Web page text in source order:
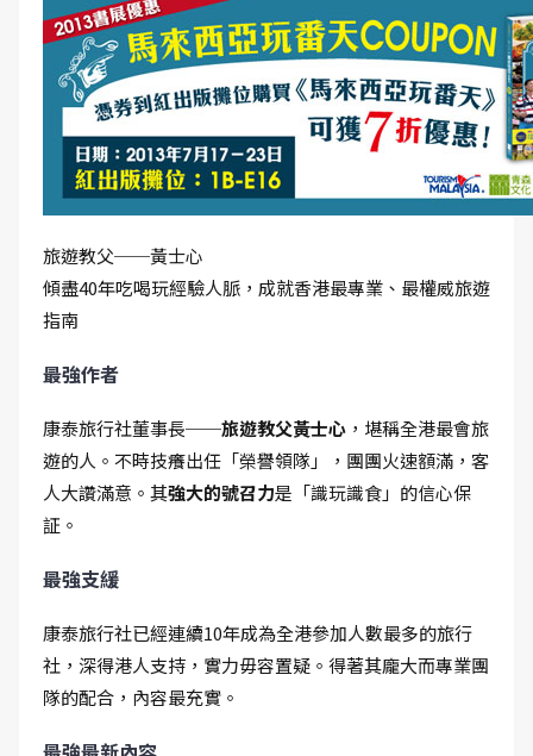
旅遊教父──黃士心
傾盡40年吃喝玩經驗人脈，成就香港最專業、最權威旅遊
指南
最強作者
康泰旅行社董事長──旅遊教父黃士心 ，堪稱全港最會旅
遊的人。不時技癢出任「榮譽領隊」，團團火速額滿，客
人大讚滿意。其強大的號召力是「識玩識食」的信心保
証。
最強支緩
康泰旅行社已經連續10年成為全港參加人數最多的旅行
社，深得港人支持，實力毋容置疑。得著其龐大而專業團
隊的配合，內容最充實。